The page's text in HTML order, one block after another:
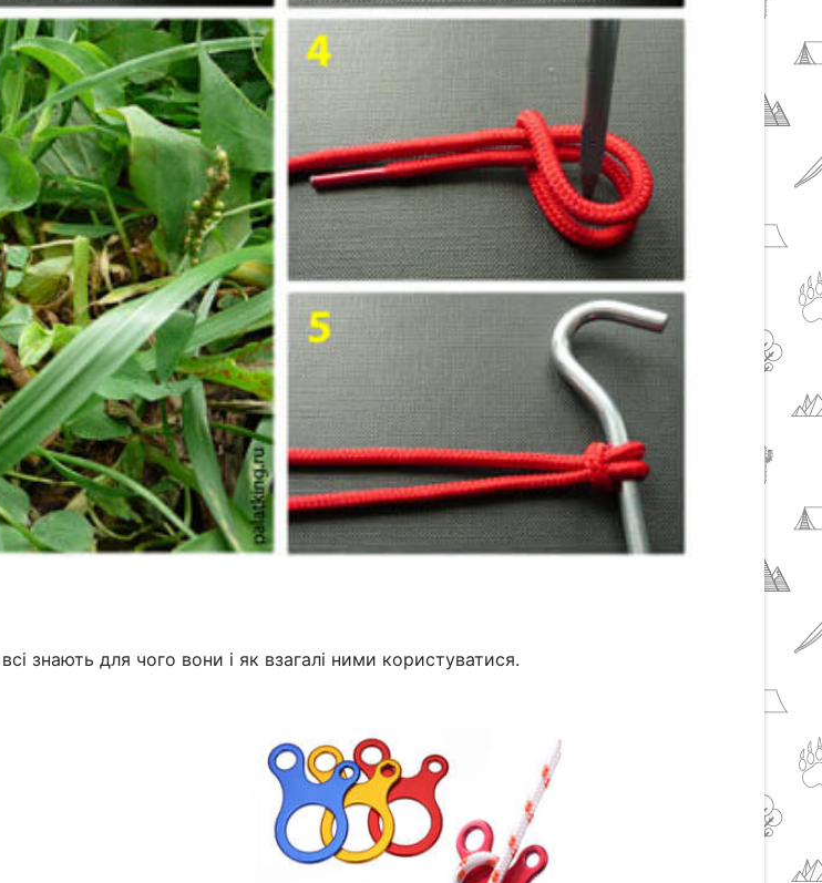
знають для чого вони і як взагалі ними користуватися.